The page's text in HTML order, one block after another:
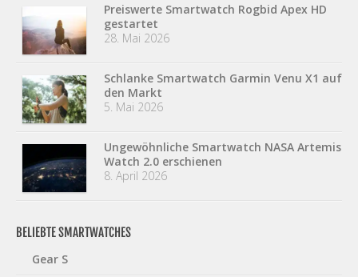
Preiswerte Smartwatch Rogbid Apex HD
gestartet
28. Mai 2026
Schlanke Smartwatch Garmin Venu X1 auf
den Markt
5. Mai 2026
Ungewöhnliche Smartwatch NASA Artemis
Watch 2.0 erschienen
8. April 2026
BELIEBTE SMARTWATCHES
Gear S